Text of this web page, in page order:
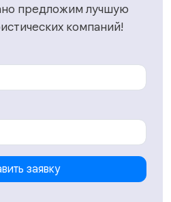
предложим лучшую
компаний!
заявку